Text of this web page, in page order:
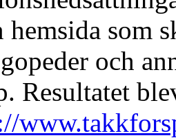
hemsida som
och
Resultatet